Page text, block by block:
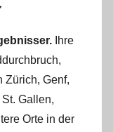
Ihre
,
Zürich, Genf,
St. Gallen,
Orte in der